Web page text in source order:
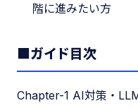
階に進みたい方
■ガイド目次
Chapter-1 AI対策・